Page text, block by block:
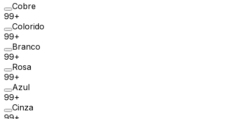
Cobre
99+
Colorido
99+
Branco
99+
Rosa
99+
Azul
99+
Cinza